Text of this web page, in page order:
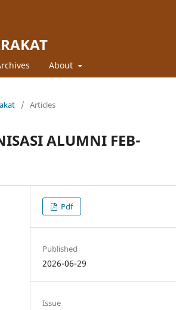
About
/ Articles
ALUMNI FEB-
Pdf
Published
2026-06-29
Issue